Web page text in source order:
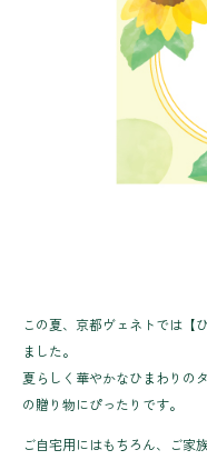
この夏、京都ヴェネトでは【
ました。
夏らしく華やかなひまわりの
の贈り物にぴったりです。
ご自宅用にはもちろん、ご家